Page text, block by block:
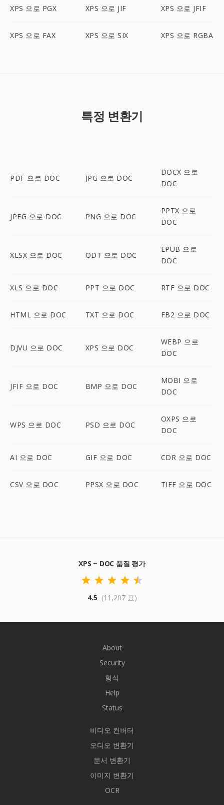
XPS 으로 PGX XPS 으로 JIF XPS 으로 JFIF
XPS 으로 FAX XPS 으로 SIX XPS 으로 RGBA
특정 변환기
PDF 으로 DOC JPG 으로 DOC
DOCX 으로
DOC
JPEG 으로 DOC PNG 으로 DOC
PPTX 으로
DOC
XLSX 으로 DOC ODT 으로 DOC
EPUB 으로
DOC
XLS 으로 DOC PPT 으로 DOC RTF 으로 DOC
HTML 으로 DOC TXT 으로 DOC FB2 으로 DOC
DJVU 으로 DOC XPS 으로 DOC
WEBP 으로
DOC
JFIF 으로 DOC BMP 으로 DOC
MOBI 으로
DOC
WPS 으로 DOC PSD 으로 DOC
OXPS 으로
DOC
AI 으로 DOC GIF 으로 DOC CDR 으로 DOC
CSV 으로 DOC PPSX 으로 DOC TIFF 으로 DOC
XPS ~ DOC 품질 평가
4.5 (11,207 표)
About
Security
형식
Help
Status
비디오 컨버터
오디오 변환기
문서 변환기
이미지 변환기
OCR